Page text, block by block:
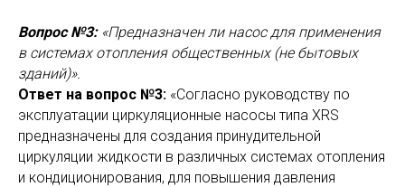
Вопрос №3:«Предназначен ли насос для применения
в системах отопления общественных (не бытовых
зданий)».
Ответ на вопрос №3: «Согласно руководству по
эксплуатации циркуляционные насосы типа XRS
предназначены для создания принудительной
циркуляции жидкости в различных системах отопления
и кондиционирования, для повышения давления